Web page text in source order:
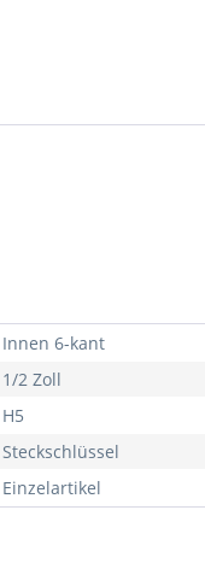
Innen 6-kant
1/2 Zoll
H5
Steckschlüssel
Einzelartikel